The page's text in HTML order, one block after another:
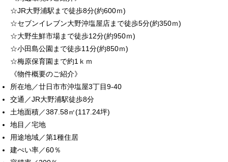
☆JR大野浦駅まで徒歩8分(約600ｍ)
☆セブンイレブン大野沖塩屋店まで徒歩5分(約350ｍ)
☆大野生鮮市場まで徒歩12分(約950ｍ)
☆小田島公園まで徒歩11分(約850ｍ)
☆梅原保育園まで約1ｋｍ
《物件概要のご紹介》
所在地／廿日市市沖塩屋3丁目9-40
交通／JR大野浦駅徒歩8分
土地面積／387.58㎡(117.24坪)
地目／宅地
用途地域／第1種住居
建ぺい率／60％